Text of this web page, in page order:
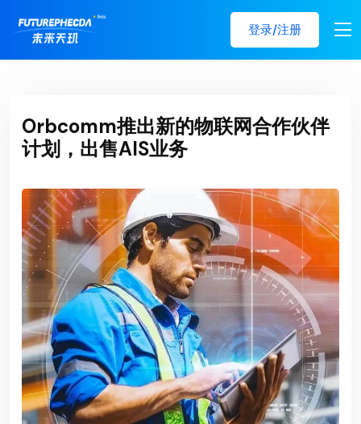
登录/注册
Orbcomm推出新的物联网合作伙伴
计划，出售AIS业务